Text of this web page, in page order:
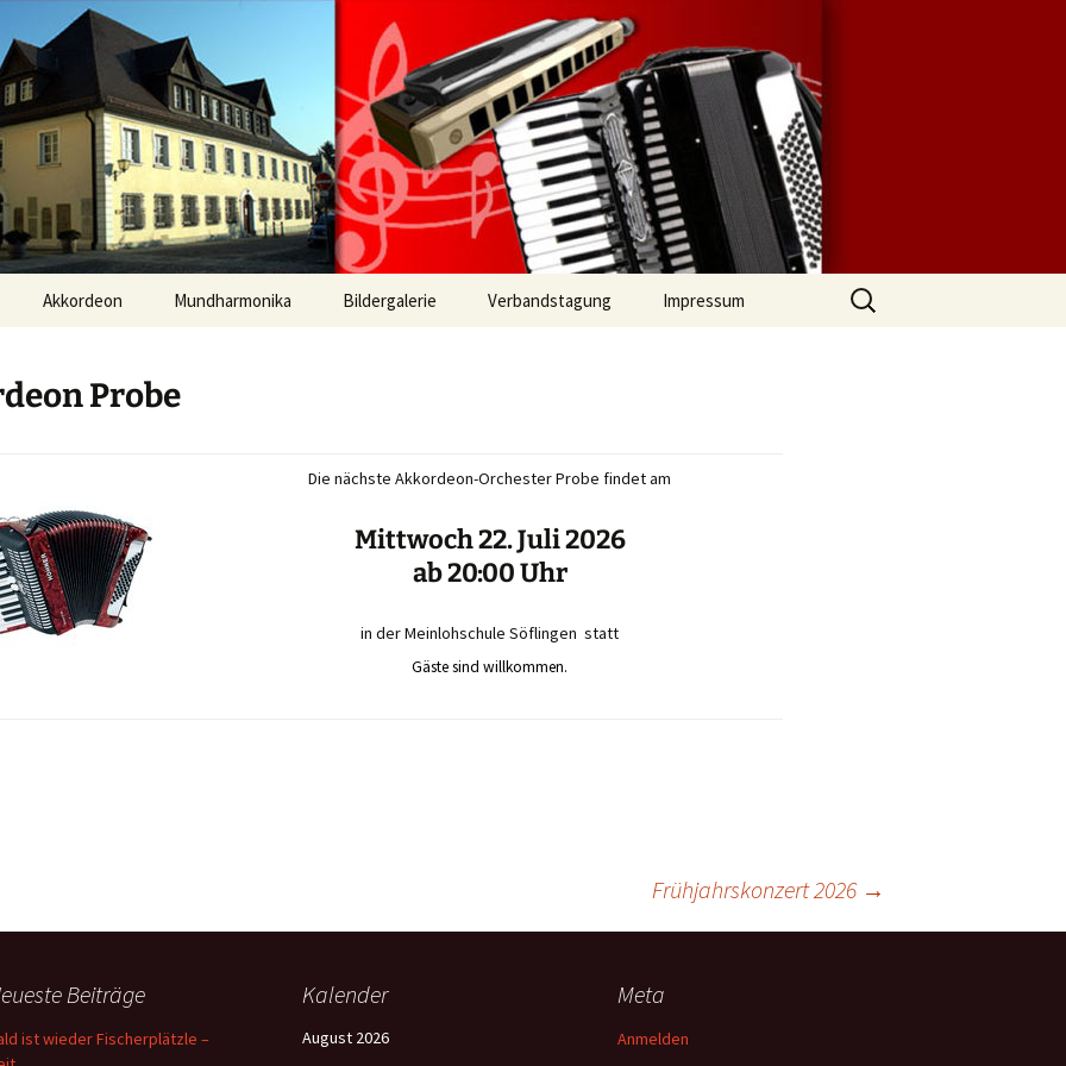
Ulm-Söflingen |
Orchester | Mundharmonika-
Akkordeon Mundharmonika Bildergalerie Verbandstagung Impressum
Suchen
nach:
Probe
Die nächste Akkordeon-Orchester Probe findet am
Mittwoch 22. Juli 2026
ab 20:00 Uhr
in der Meinlohschule Söflingen statt
Gäste sind willkommen.
Frühjahrskonzert 2026 →
Beiträge
ist wieder Fischerplätzle –
Kalender
August 2026
Meta
Anmelden